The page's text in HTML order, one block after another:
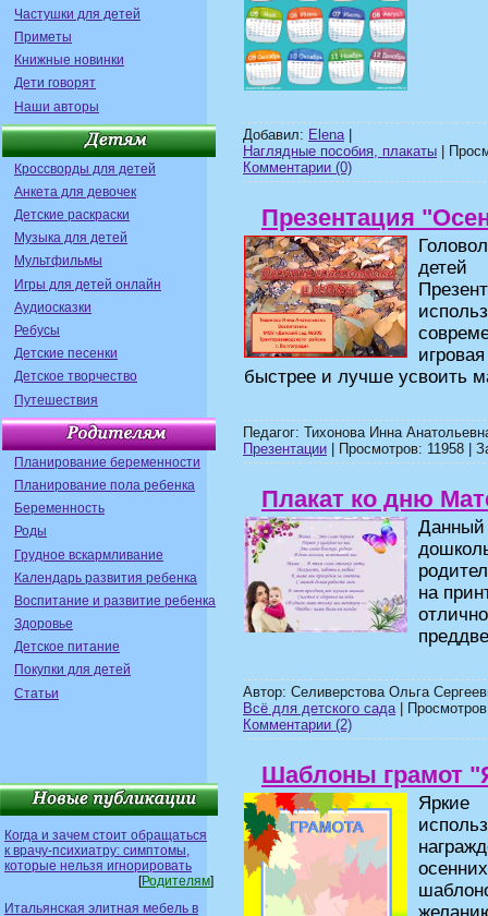
Частушки для детей
Приметы
Книжные новинки
Дети говорят
Наши авторы
Кроссворды для детей
Анкета для девочек
Детские раскраски
Музыка для детей
Мультфильмы
Игры для детей онлайн
Аудиосказки
Ребусы
Детские песенки
Детское творчество
Путешествия
Планирование беременности
Планирование пола ребенка
Беременность
Роды
Грудное вскармливание
Календарь развития ребенка
Воспитание и развитие ребенка
Здоровье
Детское питание
Покупки для детей
Статьи
Когда и зачем стоит обращаться
к врачу-психиатру: симптомы,
которые нельзя игнорировать
[Родителям]
Итальянская элитная мебель в
Добавил: Elena|
Наглядные пособия, плакаты |
Комментарии (0)
Презентация
детей
быстрее и лучше усвоить
Педагог: Тихонова Инна
Презентации | Просмотров: 11958 |
Плакат ко дню
на
Автор: Селиверстова Ольга
Всё для детского сада|
Комментарии (2)
Шаблоны грамот